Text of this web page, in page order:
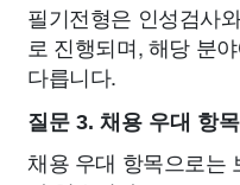
필기전형은 인성검사
로 진행되며, 해당 분
다릅니다.
질문 3. 채용 우대 항
채용 우대 항목으로는